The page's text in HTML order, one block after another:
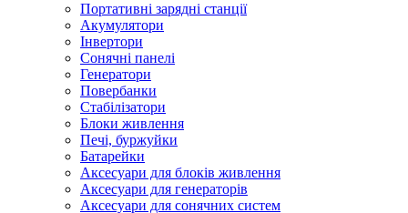
Портативні зарядні станції
Акумулятори
Інвертори
Сонячні панелі
Генератори
Повербанки
Стабілізатори
Блоки живлення
Печі, буржуйки
Батарейки
Аксесуари для блоків живлення
Аксесуари для генераторів
Аксесуари для сонячних систем